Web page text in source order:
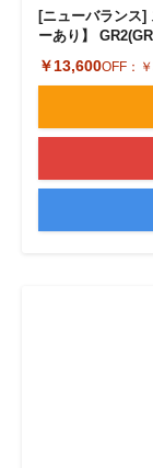
[ニューバランス
ーあり】
￥13,600OFF：